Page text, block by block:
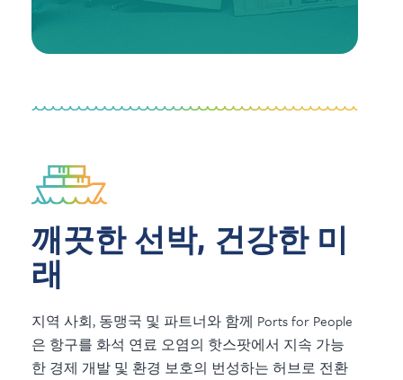
깨끗한 선박, 건강한 미
래
지역 사회, 동맹국 및 파트너와 함께 Ports for People
은 항구를 화석 연료 오염의 핫스팟에서 지속 가능
한 경제 개발 및 환경 보호의 번성하는 허브로 전환